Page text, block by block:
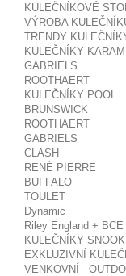
KULEČNÍKOVÉ
VÝROBA
TRENDY
KULEČNÍKY
GABRIELS
ROOTHAERT
KULEČNÍKY POOL
BRUNSWICK
ROOTHAERT
GABRIELS
CLASH
RENÉ PIERRE
BUFFALO
TOULET
Dynamic
Riley England + BCE
KULEČNÍKY
EXKLUZIVNÍ
VENKOVNÍ -